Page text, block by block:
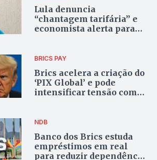
Lula denuncia
“chantagem tarifária” e
economista alerta para
BRICS PAY
Brics acelera a criação do
‘PIX Global’ e pode
intensificar tensão com
NDB
Banco dos Brics estuda
empréstimos em real
para reduzir dependência